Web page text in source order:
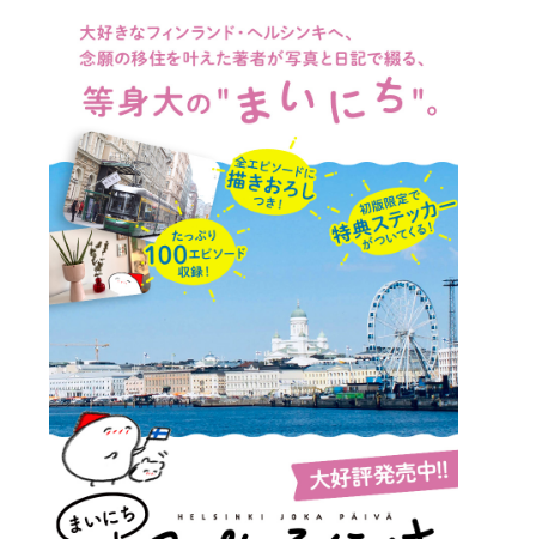
詳細ページへのリンク